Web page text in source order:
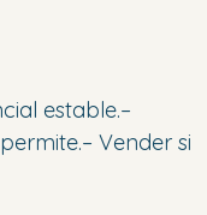
estable.–
Vender si